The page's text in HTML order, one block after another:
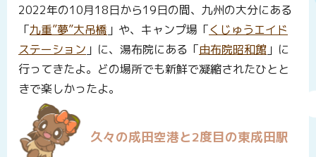
2022年の10月18日から19日の間、九州の大分にある
「九重”夢”大吊橋 」や、キャンプ場「くじゅうエイド
ステーション 」に、湯布院にある「由布院昭和館 」に
行ってきたよ。どの場所でも新鮮で凝縮されたひとと
きで楽しかったよ。
久々の成田空港と2度目の東成田駅